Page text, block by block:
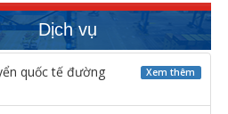
Dịch vụ
quốc tế đường
Xem thêm